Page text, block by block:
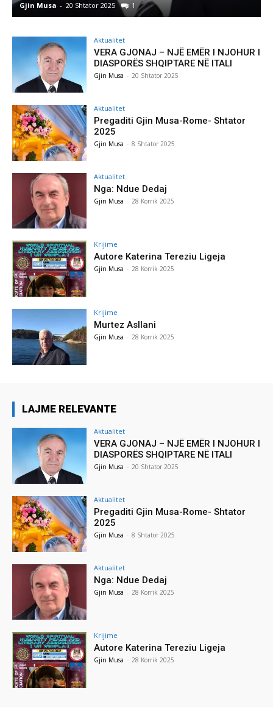
Gjin Musa - 8 Shtator 2025
Aktualitet
VERA GJONAJ – NJË EMËR I NJOHUR I
DIASPORËS SHQIPTARE NË ITALI
Gjin Musa - 20 Shtator 2025
Aktualitet
Pregaditi Gjin Musa-Rome- Shtator
2025
Gjin Musa - 8 Shtator 2025
Aktualitet
Nga: Ndue Dedaj
Gjin Musa - 28 Korrik 2025
Krijime
Autore Katerina Tereziu Ligeja
Gjin Musa - 28 Korrik 2025
Krijime
Murtez Asllani
Gjin Musa - 28 Korrik 2025
LAJME RELEVANTE
Aktualitet
VERA GJONAJ – NJË EMËR I NJOHUR I
DIASPORËS SHQIPTARE NË ITALI
Gjin Musa - 20 Shtator 2025
Aktualitet
Pregaditi Gjin Musa-Rome- Shtator
2025
Gjin Musa - 8 Shtator 2025
Aktualitet
Nga: Ndue Dedaj
Gjin Musa - 28 Korrik 2025
Krijime
Autore Katerina Tereziu Ligeja
Gjin Musa - 28 Korrik 2025